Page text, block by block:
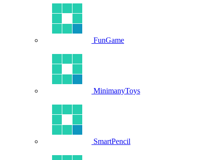
FunGame
MinimanyToys
SmartPencil